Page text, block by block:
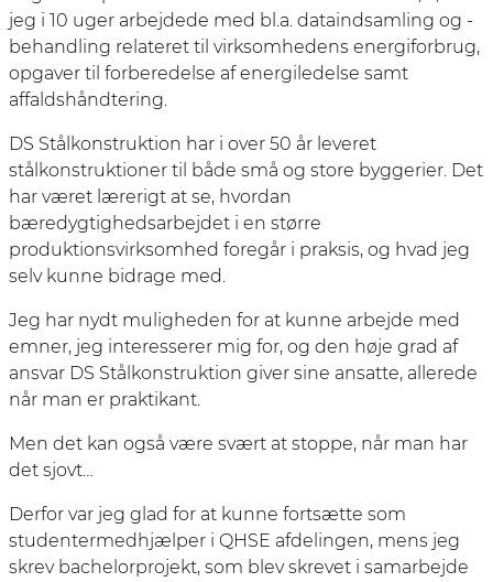
jeg i 10 uger arbejdede med bl.a. dataindsamling og -
behandling relateret til virksomhedens energiforbrug,
opgaver til forberedelse af energiledelse samt
affaldshåndtering.
DS Stålkonstruktion har i over 50 år leveret
stålkonstruktioner til både små og store byggerier. Det
har været lærerigt at se, hvordan
bæredygtighedsarbejdet i en større
produktionsvirksomhed foregår i praksis, og hvad jeg
selv kunne bidrage med.
Jeg har nydt muligheden for at kunne arbejde med
emner, jeg interesserer mig for, og den høje grad af
ansvar DS Stålkonstruktion giver sine ansatte, allerede
når man er praktikant.
Men det kan også være svært at stoppe, når man har
det sjovt…
Derfor var jeg glad for at kunne fortsætte som
studentermedhjælper i QHSE afdelingen, mens jeg
skrev bachelorprojekt, som blev skrevet i samarbejde